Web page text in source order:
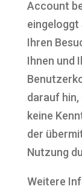
Account
eingeloggt
Ihren
Ihnen und
darauf
keine
der
Nutzung
Weitere